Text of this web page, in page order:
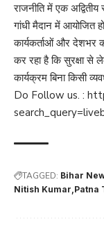
राजनीति में एक अद्वितीय
गांधी मैदान में आयोजित
कार्यकर्ताओं और देशभर
कर रहा है कि सुरक्षा से
कार्यक्रम बिना किसी
Do Follow us. :
TAGGED: Bihar
Nitish Kumar Patna